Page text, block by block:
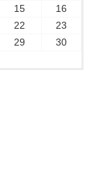
15
16
22
23
29
30